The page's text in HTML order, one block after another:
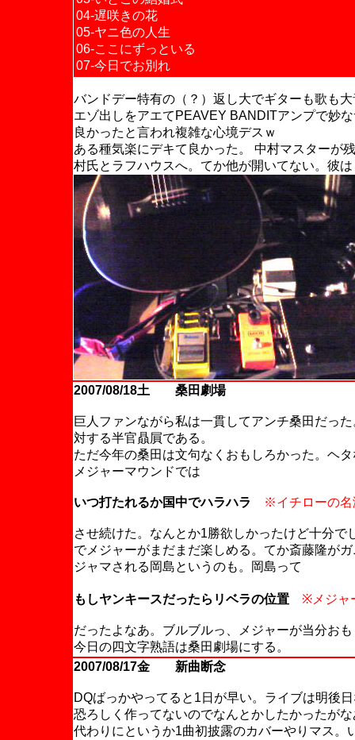
04-遅咲きの花
05-ヤニ色の人生
06-ここにずっといる
07-今日でお別れ
バンドデー特有の（？）返し大でギターも歌も
エゾ出しをアエてPEAVEY BANDITアンプで妙
良かったと言われ複雑な心境デスｗ
ある種気楽にデキて良かった。 中村マスターが
村氏とラフハウスへ。てか他が開いてない。彼
2007/08/18土 桑田劇場
巨人ファンながら私は一貫してアンチ桑田だっ
対する半官贔屓である。
ただ今年の桑田は文句なくおもしろかった。ヘ
メジャーマウンドでは
いつ打たれるか国中でハラハラ ※イチローの
させ続けた。なんとか1勝欲しかったけど十分
でメジャーがまだまだ楽しめる。てか斎藤隆が
ジャマされる岡島というのも。岡島って
もしヤンキースだったらリベラの位置 ※メジャ
だったよなあ。ブルブルっ、メジャーが当分お
今日の四文字熟語は桑田劇場にする。
2007/08/17金 新曲断念
DQばっかやってると1日が早い。ライブは明後
恐ろしく作ってないのでなんとかしたかったが
代わりにというか1曲初披露のカバーやりマス